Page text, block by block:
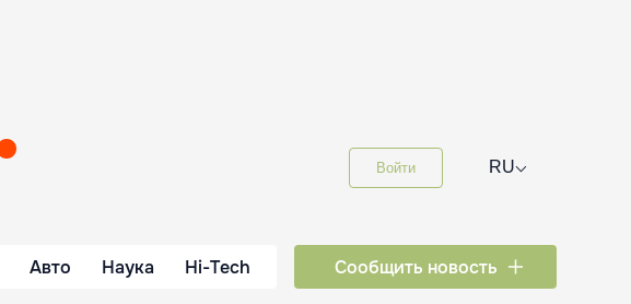
Войти RU⌵
Авто Наука Hi-Tech Сообщить новость